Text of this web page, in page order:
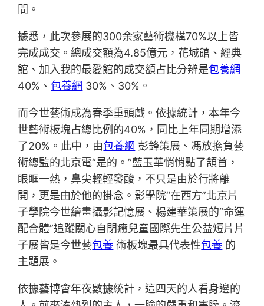
間。
據悉，此次參展的300余家藝術機構70%以上皆
完成成交。總成交額為4.85億元，花城館、經典
館、加入我的最愛館的成交額占比分辨是包養網
40%、包養網 30%、30%。
而今世藝術成為春季重頭戲。依據統計，本年今
世藝術板塊占總比例的40%，同比上年同期增添
了20%。此中，由包養網 彭鋒策展、馮放擔負藝
術總監的北京電“是的。”藍玉華悄悄點了頷首，
眼眶一熱，鼻尖輕輕發酸，不只是由於行將離
開，更是由於他的掛念。影學院“在西方”北京片
子學院今世繪畫攝影記憶展、楊建華策展的“命運
配合體”追蹤關心自閉癥兒童國際先生公益短片片
子展皆是今世藝包養 術板塊最具代表性包養 的
主題展。
依據藝博會年夜數據統計，這四天的人看身邊的